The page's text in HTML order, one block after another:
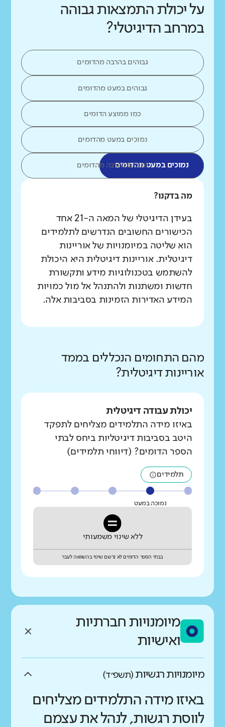
על יכולת התמצאות גבוהה
במרחב הדיגיטלי?
גבוהים בהרבה מהדומים
גבוהים במעט מהדומים
כמו ממוצע הדומים
נמוכים במעט מהדומים
נמוכים במעט מהדומיםנמוכים בהרבה מהדומים
מה בדקנו?
בעידן הדיגיטלי של המאה ה-21 אחד
הכישורים החשובים הנדרשים לתלמידים
הוא שליטה במיומנויות של אוריינות
דיגיטלית. אוריינות דיגיטלית היא היכולת
להשתמש בטכנולוגיות מידע ותקשורת
חדשות ומשתנות ולהתנהל אל מול כמויות
המידע האדירות הזמינות בסביבות אלה.
מהם התחומים הנכללים בממד
אוריינות דיגיטלית?
יכולת עבודה דיגיטלית
באיזו מידה התלמידים מצליחים לתפקד
היטב בסביבות דיגיטליות ביחס לבתי
הספר הדומים? (דיווחי תלמידים)
תלמידים
נמוכה במעט
ללא שינוי משמעותי
בבתי הספר הדומים לא נרשם שינוי בהשוואה לעבר
מיומנויות חברתיות
ואישיות
מיומנויות רגשיות (תשפ״ד)
באיזו מידה התלמידים מצליחים
לווסת רגשות, לנהל את עצמם